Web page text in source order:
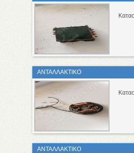
ΑΝΤΑΛΛΑΚΤΙΚΟ
ΑΝΤΑΛΛΑΚΤΙΚΟ